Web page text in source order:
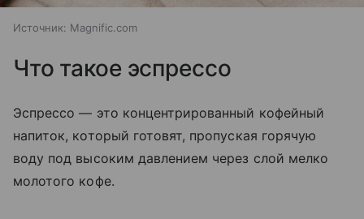
Источник: Magnific.com
Что такое эспрессо
Эспрессо — это концентрированный кофейный
напиток, который готовят, пропуская горячую
воду под высоким давлением через слой мелко
молотого кофе.